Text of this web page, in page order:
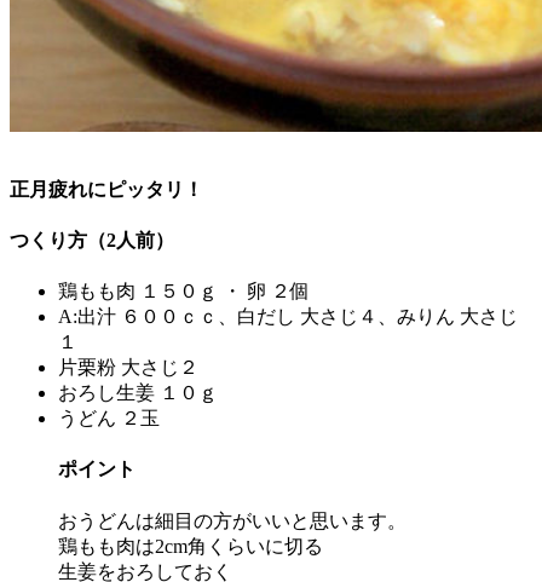
正月疲れにピッタリ！
つくり方（2人前）
鶏もも肉 １５０ｇ ・ 卵 ２個
A:出汁 ６００ｃｃ、白だし 大さじ４、みりん 大さじ
１
片栗粉 大さじ２
おろし生姜 １０ｇ
うどん ２玉
ポイント
おうどんは細目の方がいいと思います。
鶏もも肉は2cm角くらいに切る
生姜をおろしておく